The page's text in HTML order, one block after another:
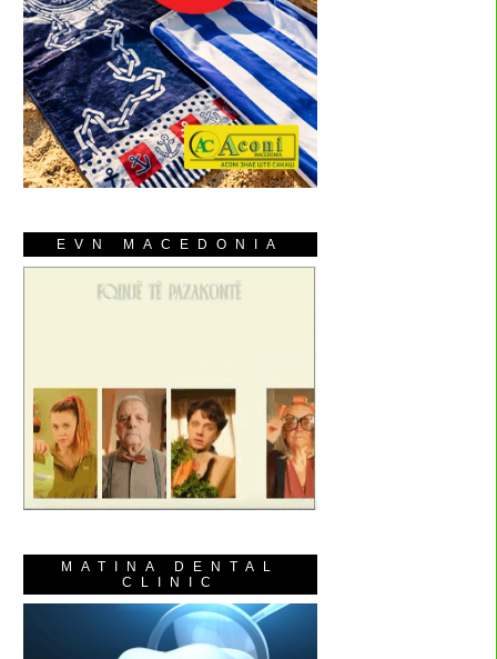
EVN MACEDONIA
MATINA DENTAL
CLINIC